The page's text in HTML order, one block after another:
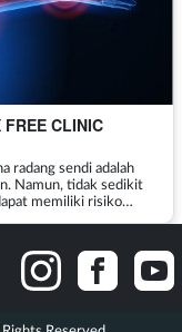
CLINIC
radang sendi adalah
Namun, tidak sedikit
memiliki risiko